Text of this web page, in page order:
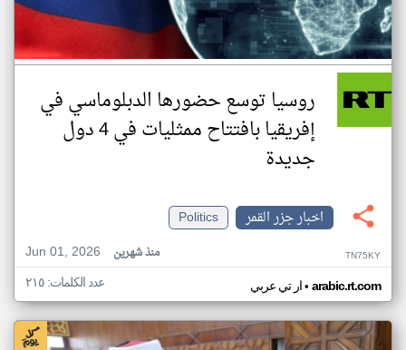
روسيا توسع حضورها الدبلوماسي في
إفريقيا بافتتاح ممثليات في 4 دول
جديدة
اخبار جزر القمر
Politics
Jun 01, 2026
منذ شهرين TN75KY
ار تي عربي• arabic.rt.com عدد الكلمات: ٢١٥